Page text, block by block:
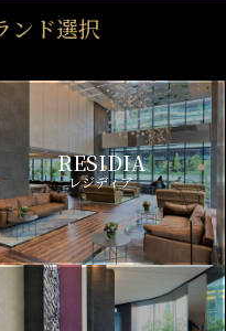
ンド選択
RESIDIA
レジディア